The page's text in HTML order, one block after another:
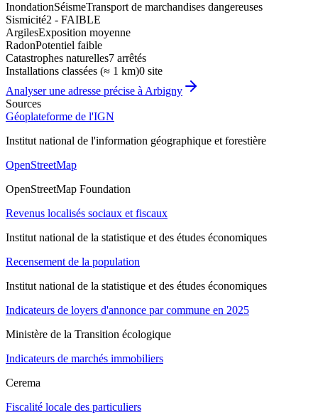
InondationSéismeTransport de marchandises dangereuses
Sismicité2 - FAIBLE
ArgilesExposition moyenne
RadonPotentiel faible
Catastrophes naturelles7 arrêtés
Installations classées (≈ 1 km)0 site
Analyser une adresse précise à Arbigny
Sources
Géoplateforme de l'IGN
Institut national de l'information géographique et forestière
OpenStreetMap
OpenStreetMap Foundation
Revenus localisés sociaux et fiscaux
Institut national de la statistique et des études économiques
Recensement de la population
Institut national de la statistique et des études économiques
Indicateurs de loyers d'annonce par commune en 2025
Ministère de la Transition écologique
Indicateurs de marchés immobiliers
Cerema
Fiscalité locale des particuliers